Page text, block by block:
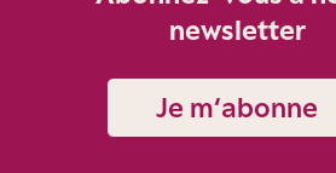
newsletter
Je m‘abonne